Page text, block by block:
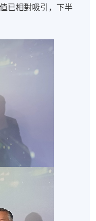
已相對吸引，下半